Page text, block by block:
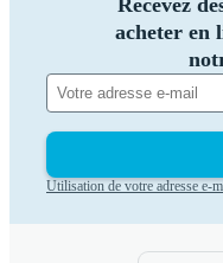
Recevez
acheter en
Utilisation de votre adresse e-